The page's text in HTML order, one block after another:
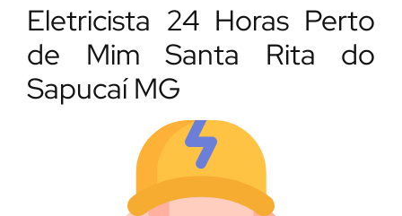
Eletricista 24 Horas Perto
de Mim Santa Rita do
Sapucaí MG